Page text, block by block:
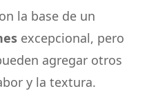
la base de un
excepcional, pero
agregar otros
y la textura.